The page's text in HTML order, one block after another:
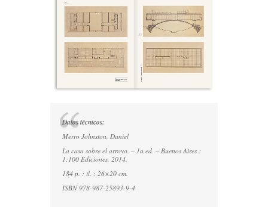
Datos técnicos:
Merro Johnston, Daniel
La casa sobre el arroyo. – 1a ed. – Buenos Aires :
1:100 Ediciones, 2014.
184 p. : il. ; 26×20 cm.
ISBN 978-987-25893-9-4